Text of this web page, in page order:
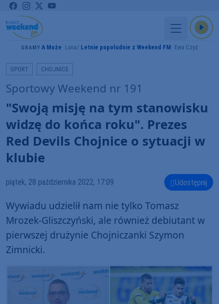
GRAMY A Może Luna Letnie popołudnie z Weekend FM Ewa Czyż
SPORT CHOJNICE
Sportowy Weekend nr 191
"Swoją misję na tym stanowisku
widzę do końca roku". Prezes
Red Devils Chojnice o sytuacji w
klubie
piątek, 28 października 2022, 17:09 Udostępnij
Wywiadu udzielił nam nie tylko Tomasz
Mrozek-Gliszczyński, ale również debiutant w
pierwszej drużynie Chojniczanki Szymon
Zimnicki.